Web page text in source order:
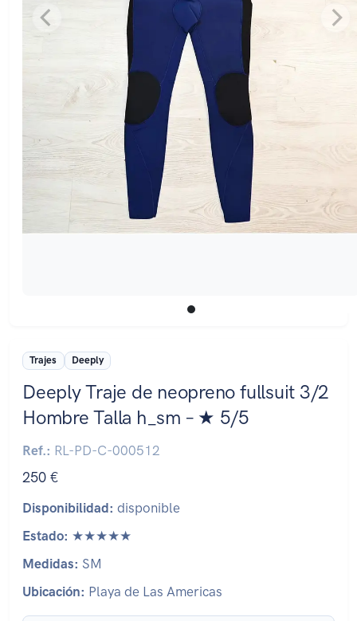
Trajes Deeply
Deeply Traje de neopreno fullsuit 3/2
Hombre Talla h_sm – ★ 5/5
Ref.: RL-PD-C-000512
250 €
Disponibilidad: disponible
Estado: ★★★★★
Medidas: SM
Ubicación: Playa de Las Americas